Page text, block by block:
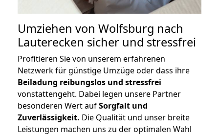
Umziehen von Wolfsburg nach
Lauterecken sicher und stressfrei
Profitieren Sie von unserem erfahrenen
Netzwerk für günstige Umzüge oder dass ihre
Beiladung reibungslos und stressfrei
vonstattengeht. Dabei legen unsere Partner
besonderen Wert aufSorgfalt und
Zuverlässigkeit. Die Qualität und unser breite
Leistungen machen uns zu der optimalen Wahl